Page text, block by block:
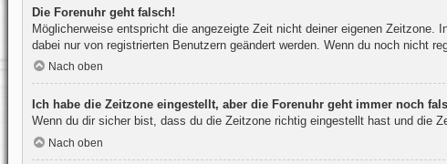
Die Forenuhr geht falsch!
Möglicherweise entspricht die angezeigte Zeit nicht deiner eigenen
dabei nur von registrierten Benutzern geändert werden. Wenn du noch nicht
Nach oben
Ich habe die Zeitzone eingestellt, aber die Forenuhr geht immer noch
Wenn du dir sicher bist, dass du die Zeitzone richtig eingestellt hast und die
Nach oben